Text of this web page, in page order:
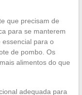
que precisam de
para se manterem
para o
de pombo. Os
alimentos do que
adequada para